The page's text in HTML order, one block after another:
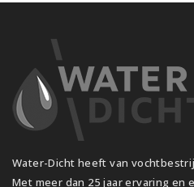
Water-Dicht heeft van
Met meer dan 25 jaar ervaring en